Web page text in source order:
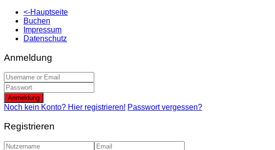
<-Hauptseite
Buchen
Impressum
Datenschutz
Anmeldung
Anmeldung
Noch kein Konto? Hier registrieren! Passwort vergessen?
Registrieren